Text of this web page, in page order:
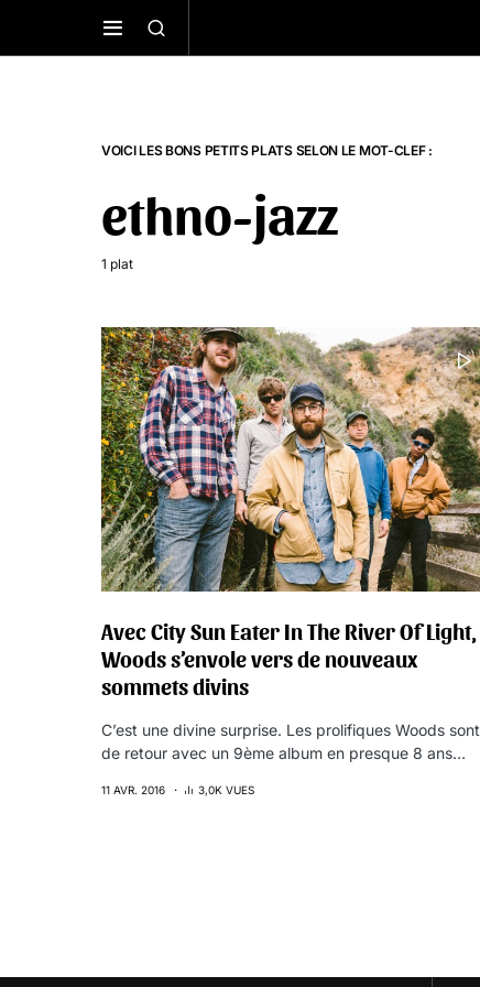
VOICI LES BONS PETITS PLATS SELON LE MOT-CLEF :
ethno-jazz
1 plat
Avec City Sun Eater In The River Of Light,
Woods s’envole vers de nouveaux
sommets divins
C’est une divine surprise. Les prolifiques Woods sont
de retour avec un 9ème album en presque 8 ans…
11 AVR. 2016 3,0K VUES